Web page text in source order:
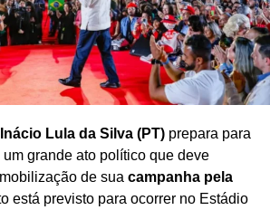
Lula da Silva (PT)prepara para
grande ato político que deve
de sua campanha pela
está previsto para ocorrer no Estádio